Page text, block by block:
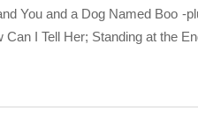
You and a Dog Named Boo -
I Tell Her; Standing at the